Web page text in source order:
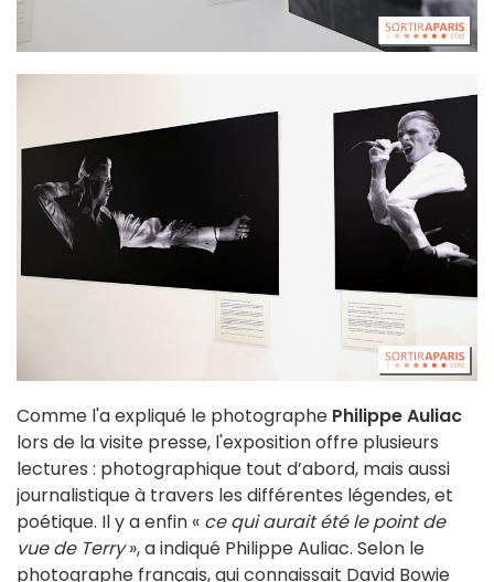
Comme l'a expliqué le photographe Philippe Auliac
lors de la visite presse, l'exposition offre plusieurs
lectures : photographique tout d’abord, mais aussi
journalistique à travers les différentes légendes, et
poétique. Il y a enfin « ce qui aurait été le point de
vue de Terry», a indiqué Philippe Auliac. Selon le
photographe français, qui connaissait David Bowie